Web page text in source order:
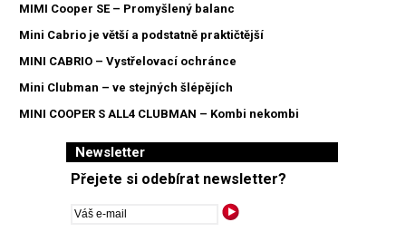
MIMI Cooper SE – Promyšlený balanc
Mini Cabrio je větší a podstatně praktičtější
MINI CABRIO – Vystřelovací ochránce
Mini Clubman – ve stejných šlépějích
MINI COOPER S ALL4 CLUBMAN – Kombi nekombi
Newsletter
Přejete si odebírat newsletter?